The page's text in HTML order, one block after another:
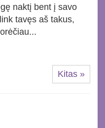
naktį bent į savo
tavęs aš takus,
Kitas »